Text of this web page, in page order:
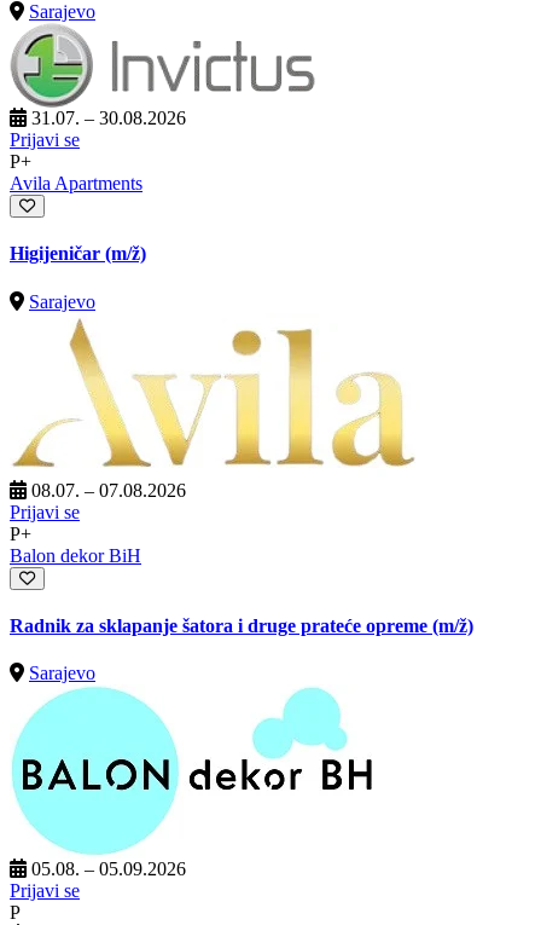
Sarajevo
31.07. – 30.08.2026
Prijavi se
P+
Avila Apartments
Higijeničar (m/ž)
Sarajevo
08.07. – 07.08.2026
Prijavi se
P+
Balon dekor BiH
Radnik za sklapanje šatora i druge prateće opreme (m/ž)
Sarajevo
05.08. – 05.09.2026
Prijavi se
P